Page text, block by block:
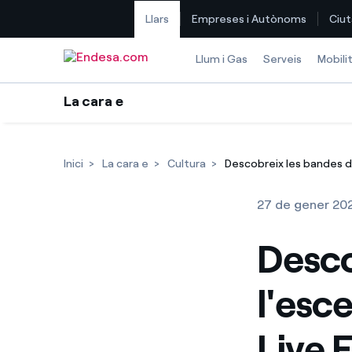
Llars Empreses i Autònoms
Llum i Gas Serveis
La cara e
Inici La cara e Cultura Descobreix les bandes
27 de gener